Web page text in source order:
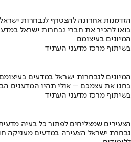
הזדמנות אחרונה להצטרף לנבחרות
בואו להכיר את חברי נבחרות ישראל
המיונים בעיצומם
בשיתוף מרכז מדעני העתיד
המיונים לנבחרות ישראל במדעים בעיצומם
בחנו את עצמכם – אולי תהיו המדענים
בשיתוף מרכז מדעני העתיד
הצעירים שמצליחים לפתור כל בעיה
נבחרת ישראל הצעירה במדעים מעניקה